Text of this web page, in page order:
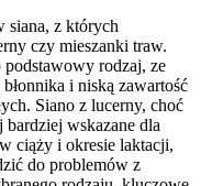
siana, z których
czy mieszanki traw.
podstawowy rodzaj, ze
i niską zawartość
Siano z lucerny, choć
bardziej wskazane dla
ciąży i okresie laktacji,
do problemów z